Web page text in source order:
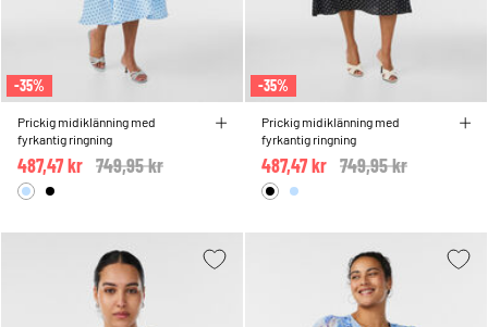
-35%
Prickig midiklänning med
fyrkantig ringning
Price reduced from
749,95 kr
487,47 kr
-35%
Prickig midiklänning med
fyrkantig ringning
Price reduced from
749,95 kr
487,47 kr